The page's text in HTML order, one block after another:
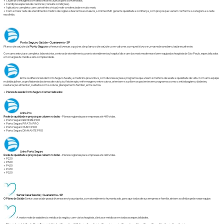
✓ Clube de vantagens com descontos exclusivos para conveniados;
✓ Condições especiais de carência (consulte condições).
✓ Aplicativo completo com carteirinha virtual, rede-credenciada e muito mais.
✓ Com a maior rede de atendimento médico da região e descontos exclusivos, a Unimed SJC garante qualidade e confiança, com preços que variam conforme a categoria e a rede
escolhida.
Porto Seguro Saúde - Guararema - SP
Plano de saúde da Porto Segurooferece diversas opções de planos de saúde com valores competitivos e uma rede credenciada excelente.
Com uma estrutura completa: laboratórios, centros de atendimento, pronto atendimentos, hospital dia e um dos mais modernos e bem equipados hospitais de São Paulo, especializados
em cirurgias de média e alta complexidade.
Entre os diferenciais da Porto Seguro Saúde, a medicina preventiva, com diversas ações e programas que visam à melhora da saúde e qualidade de vida. Com uma equipe
multidisciplinar, os profissionais das áreas de nutrição, fisioterapia, enfermagem, entre outros, orientam e auxiliam os pacientes em programas como o antitabagismo, diabetes,
reeducação alimentar, cuidados com a coluna, planejamento familiar, entre outros.
✓ Planos de saúde Porto Seguro Comercializados:
Linha Pro
Rede de qualidade e preços que cabem no bolso - Planos regionais para empresas até 499 vidas.
✓ Porto Seguro BRONZE PRO
✓ Porto Seguro PRATA PRO
✓ Porto Seguro OURO PRO
✓ Porto Seguro DIAMANTE PRO
Linha Porto Seguro
Rede de qualidade e preços que cabem no bolso - Planos regionais para empresas até 499 vidas.
✓ P220
✓ P320
✓ P420
✓ P470
✓ P520
Santa Casa Saúde | Guararema - SP
O Plano de SaúdeSanta casa saúdepossui diversos serviços próprios, com atendimento humanizado, para que todos de sua empresa e família, sintam acolhidos pela nossa equipe.
A maior rede de assistência médica da região, com vários hospitais, clínicas e médicos em todas as especialidades.